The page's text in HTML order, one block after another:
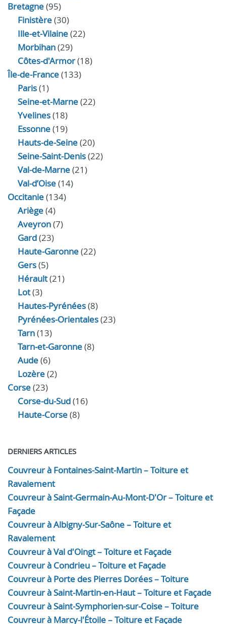
Bretagne(95)
Finistère(30)
Ille-et-Vilaine(22)
Morbihan(29)
Côtes-d'Armor(18)
Île-de-France(133)
Paris(1)
Seine-et-Marne(22)
Yvelines(18)
Essonne(19)
Hauts-de-Seine(20)
Seine-Saint-Denis(22)
Val-de-Marne(21)
Val-d’Oise(14)
Occitanie(134)
Ariège(4)
Aveyron(7)
Gard(23)
Haute-Garonne(22)
Gers(5)
Hérault(21)
Lot(3)
Hautes-Pyrénées(8)
Pyrénées-Orientales(23)
Tarn(13)
Tarn-et-Garonne(8)
Aude(6)
Lozère(2)
Corse(23)
Corse-du-Sud(16)
Haute-Corse(8)
DERNIERS ARTICLES
Couvreur à Fontaines-Saint-Martin – Toiture et
Ravalement
Couvreur à Saint-Germain-Au-Mont-D'Or – Toiture et
Façade
Couvreur à Albigny-Sur-Saône – Toiture et
Ravalement
Couvreur à Val d'Oingt – Toiture et Façade
Couvreur à Condrieu – Toiture et Façade
Couvreur à Porte des Pierres Dorées – Toiture
Couvreur à Saint-Martin-en-Haut – Toiture et Façade
Couvreur à Saint-Symphorien-sur-Coise – Toiture
Couvreur à Marcy-l'Étoile – Toiture et Façade